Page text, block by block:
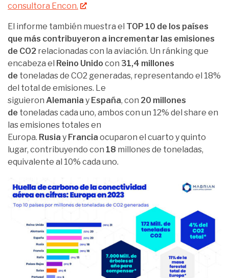
consultora Encon.
El informe también muestra el TOP 10 de los países
que más contribuyeron a incrementar las emisiones
de CO2 relacionadas con la aviación. Un ránking que
encabeza el Reino Unido con 31,4 millones
de toneladas de CO2 generadas, representando el 18%
del total de emisiones. Le
siguieron Alemania y España, con 20 millones
de toneladas cada uno, ambos con un 12% del share en
las emisiones totales en
Europa. Rusia y Francia ocuparon el cuarto y quinto
lugar, contribuyendo con 18 millones de toneladas,
equivalente al 10% cada uno.